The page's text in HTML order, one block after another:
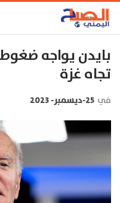
بايدن يواجه
تجاه غزة
في 25-ديسمبر- 2023